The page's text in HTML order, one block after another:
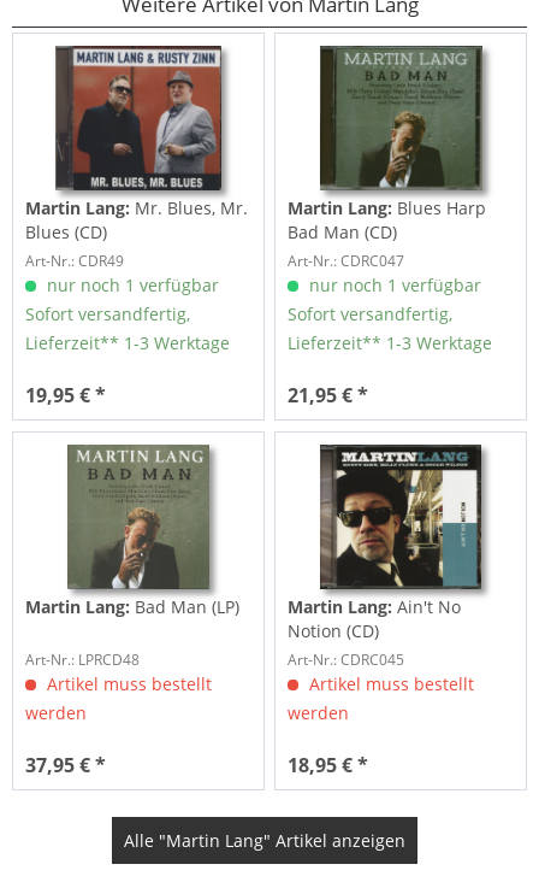
Martin Lang: Mr. Blues, Mr.
Blues (CD)
Art-Nr.: CDR49
nur noch 1 verfügbar
Sofort versandfertig,
Lieferzeit** 1-3 Werktage
19,95 € *
Martin Lang: Blues Harp
Bad Man (CD)
Art-Nr.: CDRC047
nur noch 1 verfügbar
Sofort versandfertig,
Lieferzeit** 1-3 Werktage
21,95 € *
Martin Lang: Bad Man (LP)
Art-Nr.: LPRCD48
Artikel muss bestellt
werden
37,95 € *
Martin Lang: Ain't No
Notion (CD)
Art-Nr.: CDRC045
Artikel muss bestellt
werden
18,95 € *
Alle "Martin Lang" Artikel anzeigen